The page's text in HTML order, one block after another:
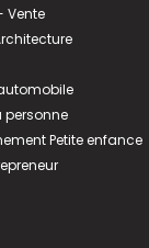
Vente
personne
Petite enfance